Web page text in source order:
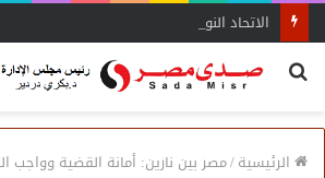
بحث
الرئيسية/مصر بين نارين: أمانة القضية وواجب